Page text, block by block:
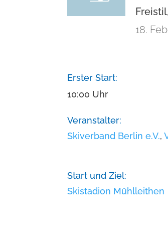
18.
Erster Start:
10:00 Uhr
Veranstalter:
Skiverband Berlin e.V.,
Start und Ziel:
Skistadion Mühlleithen